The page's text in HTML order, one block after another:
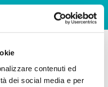
contenuti ed
dei social media e per